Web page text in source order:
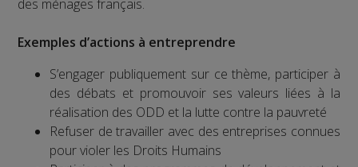
des ménages français.
Exemples d’actions à entreprendre
S’engager publiquement sur ce thème, participer à
des débats et promouvoir ses valeurs liées à la
réalisation des ODD et la lutte contre la pauvreté
Refuser de travailler avec des entreprises connues
pour violer les Droits Humains